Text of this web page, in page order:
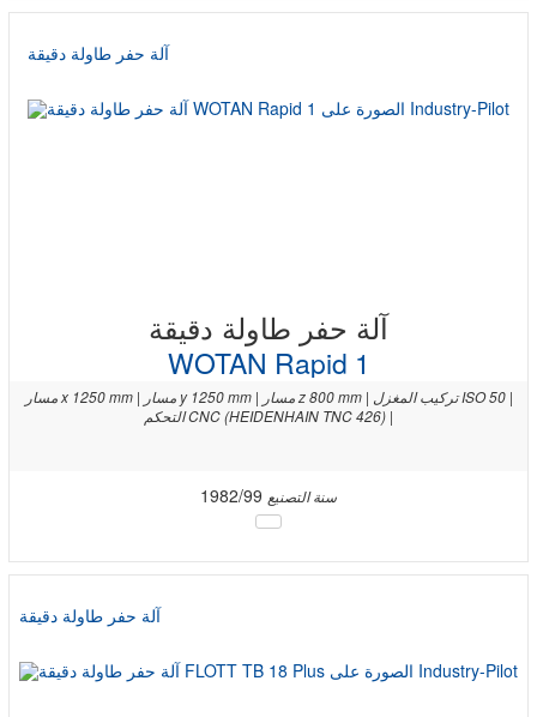
آلة حفر طاولة دقيقة
آلة حفر طاولة دقيقة
WOTAN Rapid 1
مسار x 1250 mm | مسار y 1250 mm | مسار z 800 mm | تركيب المغزل ISO 50 |
التحكم CNC (HEIDENHAIN TNC 426) |
سنة التصنيع
آلة حفر طاولة دقيقة